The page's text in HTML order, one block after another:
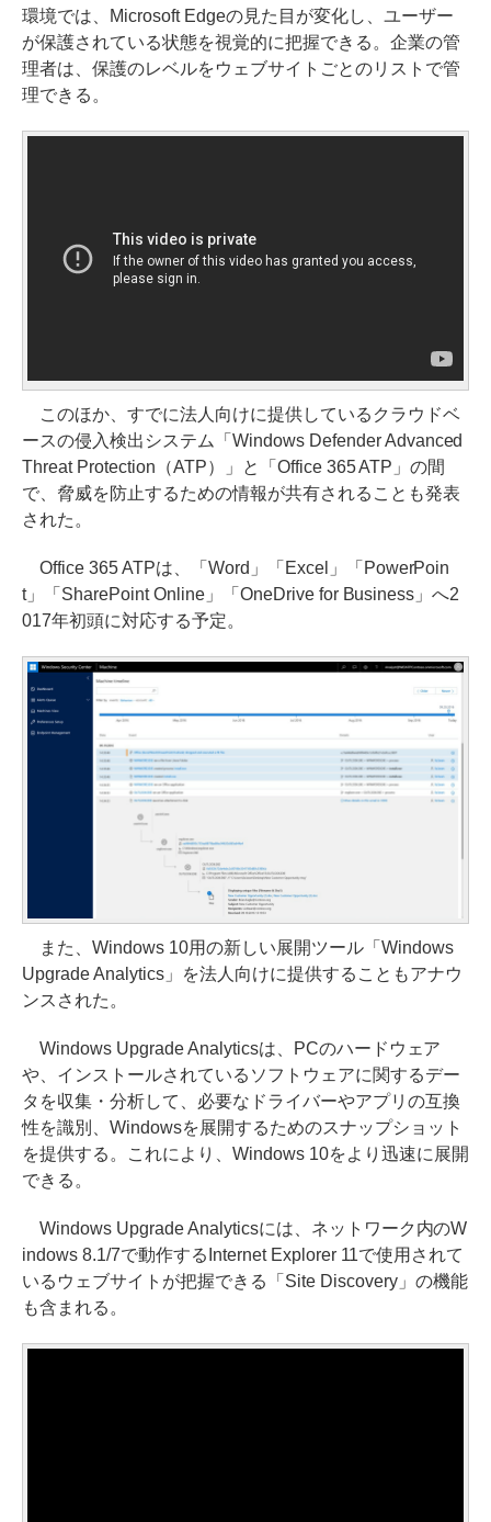
環境では、Microsoft Edgeの見た目が変化し、ユーザー
が保護されている状態を視覚的に把握できる。企業の管
理者は、保護のレベルをウェブサイトごとのリストで管
理できる。
このほか、すでに法人向けに提供しているクラウドベ
ースの侵入検出システム「Windows Defender Advanced
Threat Protection（ATP）」と「Office 365 ATP」の間
で、脅威を防止するための情報が共有されることも発表
された。
Office 365 ATPは、「Word」「Excel」「PowerPoin
t」「SharePoint Online」「OneDrive for Business」へ2
017年初頭に対応する予定。
また、Windows 10用の新しい展開ツール「Windows
Upgrade Analytics」を法人向けに提供することもアナウ
ンスされた。
Windows Upgrade Analyticsは、PCのハードウェア
や、インストールされているソフトウェアに関するデー
タを収集・分析して、必要なドライバーやアプリの互換
性を識別、Windowsを展開するためのスナップショット
を提供する。これにより、Windows 10をより迅速に展開
できる。
Windows Upgrade Analyticsには、ネットワーク内のW
indows 8.1/7で動作するInternet Explorer 11で使用されて
いるウェブサイトが把握できる「Site Discovery」の機能
も含まれる。